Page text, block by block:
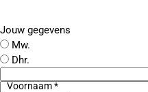
Jouw gegevens
Mw.
Dhr.
Voornaam *